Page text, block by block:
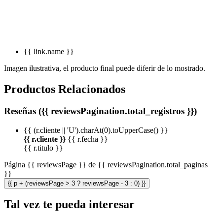
{{ link.name }}
Imagen ilustrativa, el producto final puede diferir de lo mostrado.
Productos Relacionados
Reseñas ({{ reviewsPagination.total_registros }})
{{ (r.cliente || 'U').charAt(0).toUpperCase() }}
{{ r.cliente }} {{ r.fecha }}
{{ r.titulo }}
Página {{ reviewsPage }} de {{ reviewsPagination.total_paginas
}}
{{ p + (reviewsPage > 3 ? reviewsPage - 3 : 0) }}
Tal vez te pueda interesar